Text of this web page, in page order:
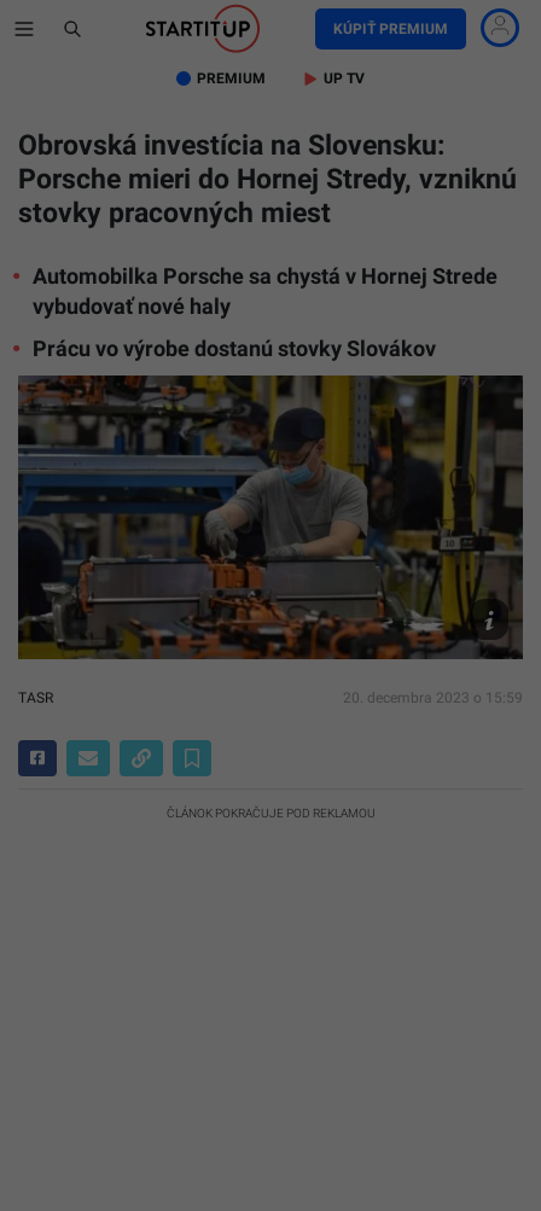
KÚPIŤ PREMIUM
PREMIUM UP TV
Obrovská investícia na Slovensku:
Porsche mieri do Hornej Stredy, vzniknú
stovky pracovných miest
Automobilka Porsche sa chystá v Hornej Strede
vybudovať nové haly
Prácu vo výrobe dostanú stovky Slovákov
TASR/
Grinaj
TASR 20. decembra 2023 o 15:59
ČLÁNOK POKRAČUJE POD REKLAMOU